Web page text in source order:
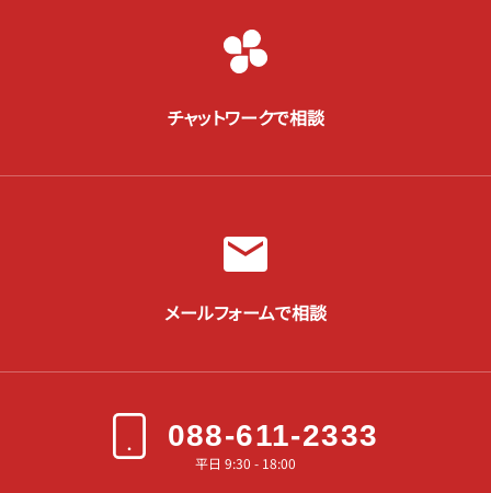
チャットワークで相談
メールフォームで相談
088-611-2333
平日 9:30 - 18:00